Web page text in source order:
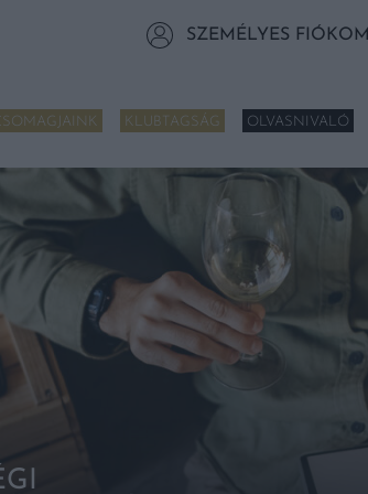
SZEMÉLYES FIÓKOM
KLUBTAGSÁG OLVASNIVALÓ